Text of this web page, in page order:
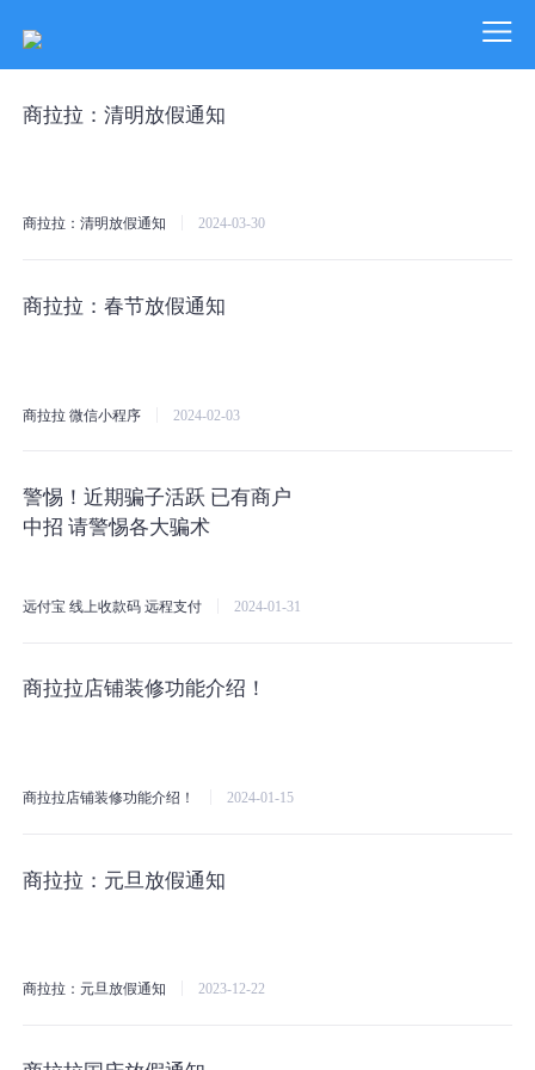
商拉拉：清明放假通知
商拉拉：清明放假通知 2024-03-30
商拉拉：春节放假通知
商拉拉 微信小程序 2024-02-03
警惕！近期骗子活跃 已有商户
中招 请警惕各大骗术
远付宝 线上收款码 远程支付 2024-01-31
商拉拉店铺装修功能介绍！
商拉拉店铺装修功能介绍！ 2024-01-15
商拉拉：元旦放假通知
商拉拉：元旦放假通知 2023-12-22